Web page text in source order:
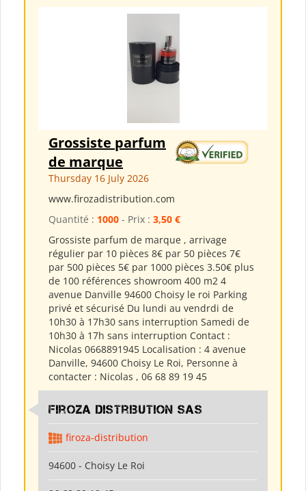
Grossiste parfum
de marque
Thursday 16 July 2026
www.firozadistribution.com
Quantité : 1000 - Prix : 3,50 €
Grossiste parfum de marque , arrivage
régulier par 10 pièces 8€ par 50 pièces 7€
par 500 pièces 5€ par 1000 pièces 3.50€ plus
de 100 références showroom 400 m2 4
avenue Danville 94600 Choisy le roi Parking
privé et sécurisé Du lundi au vendrdi de
10h30 à 17h30 sans interruption Samedi de
10h30 à 17h sans interruption Contact :
Nicolas 0668891945 Localisation : 4 avenue
Danville, 94600 Choisy Le Roi, Personne à
contacter : Nicolas , 06 68 89 19 45
Firoza Distribution SAS
firoza-distribution
94600 - Choisy Le Roi